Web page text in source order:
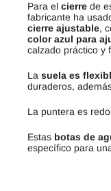
Para el cierre de
fabricante ha
cierre ajustable,
color azul para
calzado práctico y
La suela es
duraderos,
La puntera es
Estas botas de
específico para